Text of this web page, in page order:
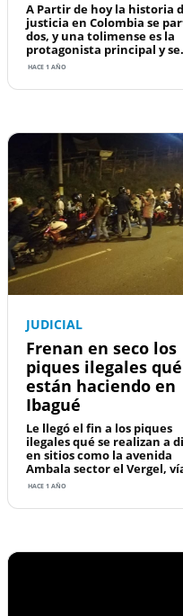
A Partir de hoy la historia
justicia en Colombia se
dos, y una tolimense es la
protagonista principal y
HACE 1 AÑO
JUDICIAL
Frenan en seco los
piques ilegales qué
están haciendo en
Ibagué
Le llegó el fin a los piques
ilegales qué se realizan a
en sitios como la avenida
Ambala sector el Vergel,
HACE 1 AÑO